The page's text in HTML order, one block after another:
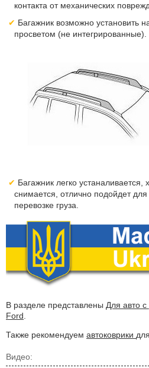
контакта от механических
Багажник возможно установить
просветом (не интегрированные).
Багажник легко
снимается, отлично подойдет
перевозке груза.
В разделе представлены Для авто
Ford.
Также рекомендуем автоковрики
Видео: